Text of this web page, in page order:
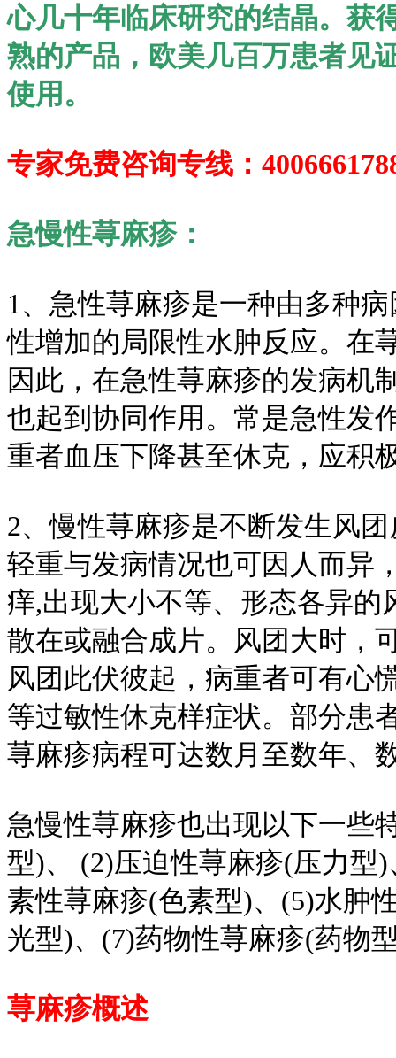
心几十年临床研究的结晶。获
熟的产品，欧美几百万患者见
使用。
专家免费咨询专线：
急慢性荨麻疹：
1、急性荨麻疹是一种由多种
性增加的局限性水肿反应。在
因此，在急性荨麻疹的发病机
也起到协同作用。常是急性发
重者血压下降甚至休克，应积
2、慢性荨麻疹是不断发生风
轻重与发病情况也可因人而异
痒,出现大小不等、形态各异
散在或融合成片。风团大时，
风团此伏彼起，病重者可有心
等过敏性休克样症状。部分患
荨麻疹病程可达数月至数年、
急慢性荨麻疹也出现以下一些
型)、 (2)压迫性荨麻疹(压力型
素性荨麻疹(色素型)、(5)水肿
光型)、(7)药物性荨麻疹(药物
荨麻疹概述